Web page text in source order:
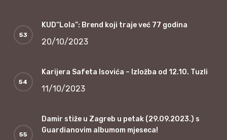
KUD“Lola”: Brend koji traje već 77 godina
20/10/2023
Karijera Safeta Isovića – Izložba od 12.10. Tuzli
11/10/2023
Damir stiže u Zagreb u petak (29.09.2023.) s
Guardianovim albumom mjeseca!